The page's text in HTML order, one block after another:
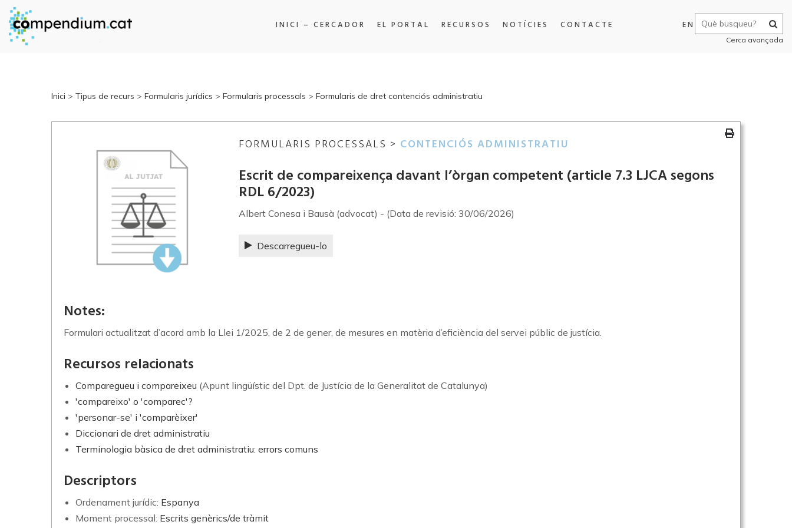
INICI – CERCADOR EL PORTAL RECURSOS NOTÍCIES CONTACTE EN
Cerca avançada
Inici > Tipus de recurs > Formularis jurídics > Formularis processals > Formularis de dret contenciós administratiu
FORMULARIS PROCESSALS > CONTENCIÓS ADMINISTRATIU
Escrit de compareixença davant l’òrgan competent (article 7.3 LJCA segons
RDL 6/2023)
Albert Conesa i Bausà (advocat) - (Data de revisió: 30/06/2026)
Descarregueu-lo
Notes:
Formulari actualitzat d’acord amb la Llei 1/2025, de 2 de gener, de mesures en matèria d’eficiència del servei públic de justícia.
Recursos relacionats
Comparegueu i compareixeu (Apunt lingüístic del Dpt. de Justícia de la Generalitat de Catalunya)
'compareixo' o 'comparec'?
'personar-se' i 'comparèixer'
Diccionari de dret administratiu
Terminologia bàsica de dret administratiu: errors comuns
Descriptors
Ordenament jurídic: Espanya
Moment processal: Escrits genèrics/de tràmit